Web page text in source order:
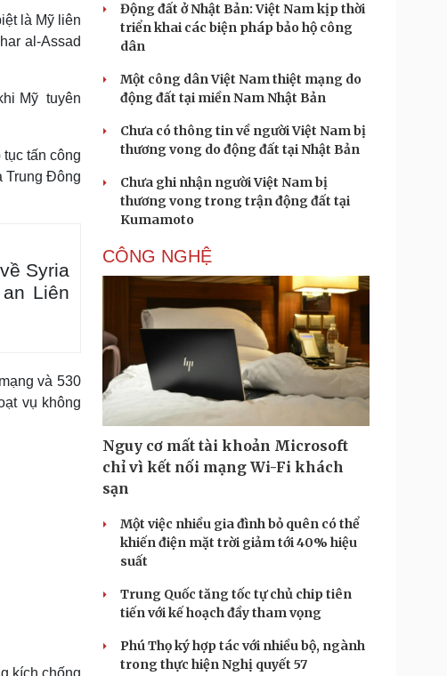
là Mỹ liên
al-Assad
Mỹ tuyên
tấn công
Trung Đông
Syria
Liên
và 530
vụ không
kích chống
Động đất ở Nhật Bản: Việt Nam kịp thời
triển khai các biện pháp bảo hộ công
dân
Một công dân Việt Nam thiệt mạng do
động đất tại miền Nam Nhật Bản
Chưa có thông tin về người Việt Nam bị
thương vong do động đất tại Nhật Bản
Chưa ghi nhận người Việt Nam bị
thương vong trong trận động đất tại
Kumamoto
CÔNG NGHỆ
Nguy cơ mất tài khoản Microsoft
chỉ vì kết nối mạng Wi-Fi khách
sạn
Một việc nhiều gia đình bỏ quên có thể
khiến điện mặt trời giảm tới 40% hiệu
suất
Trung Quốc tăng tốc tự chủ chip tiên
tiến với kế hoạch đầy tham vọng
Phú Thọ ký hợp tác với nhiều bộ, ngành
trong thực hiện Nghị quyết 57